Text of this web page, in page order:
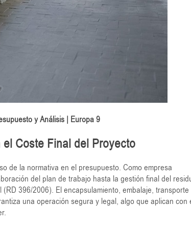
y Análisis | Europa 9
Coste Final del Proyecto
de la normativa en el presupuesto. Como empresa
del plan de trabajo hasta la gestión final del
396/2006). El encapsulamiento, embalaje, transporte
una operación segura y legal, algo que aplican con